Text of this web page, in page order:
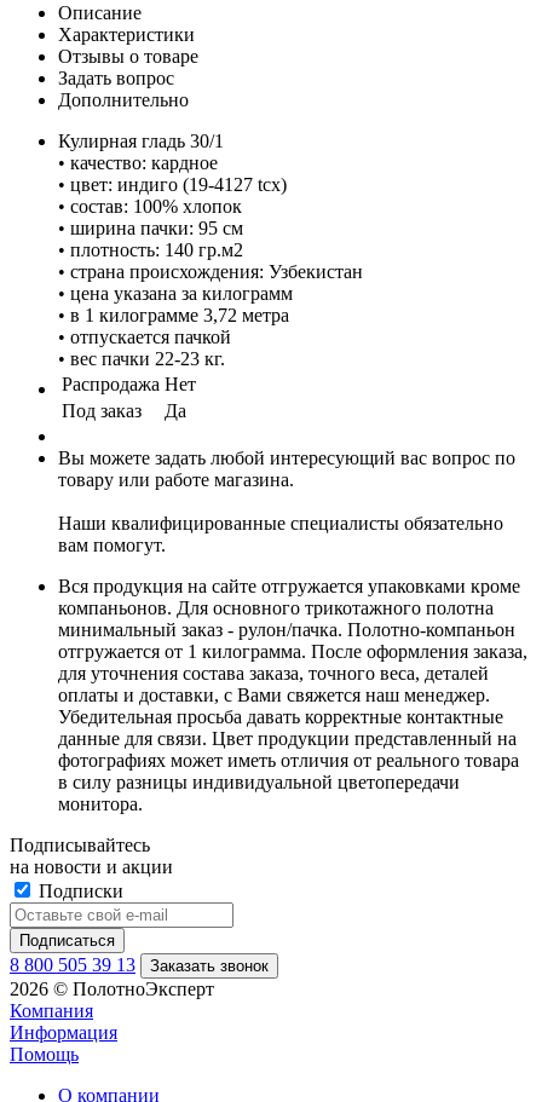
Описание
Характеристики
Отзывы о товаре
Задать вопрос
Дополнительно
Кулирная гладь 30/1
• качество: кардное
• цвет: индиго (19-4127 tcx)
• состав: 100% хлопок
• ширина пачки: 95 см
• плотность: 140 гр.м2
• страна происхождения: Узбекистан
• цена указана за килограмм
• в 1 килограмме 3,72 метра
• отпускается пачкой
• вес пачки 22-23 кг.
Распродажа Нет
Под заказ
Да
Вы можете задать любой интересующий вас вопрос по
товару или работе магазина.
Наши квалифицированные специалисты обязательно
вам помогут.
Вся продукция на сайте отгружается упаковками кроме
компаньонов. Для основного трикотажного полотна
минимальный заказ - рулон/пачка. Полотно-компаньон
отгружается от 1 килограмма. После оформления заказа,
для уточнения состава заказа, точного веса, деталей
оплаты и доставки, с Вами свяжется наш менеджер.
Убедительная просьба давать корректные контактные
данные для связи. Цвет продукции представленный на
фотографиях может иметь отличия от реального товара
в силу разницы индивидуальной цветопередачи
монитора.
Подписывайтесь
на новости и акции
Подписки
8 800 505 39 13 Заказать звонок
2026 © ПолотноЭксперт
Компания
Информация
Помощь
О компании